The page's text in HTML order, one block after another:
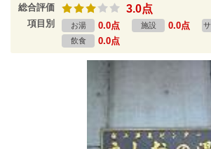
総合評価 3.0点
項目別 お湯 0.0点 施設 0.0点
飲食 0.0点